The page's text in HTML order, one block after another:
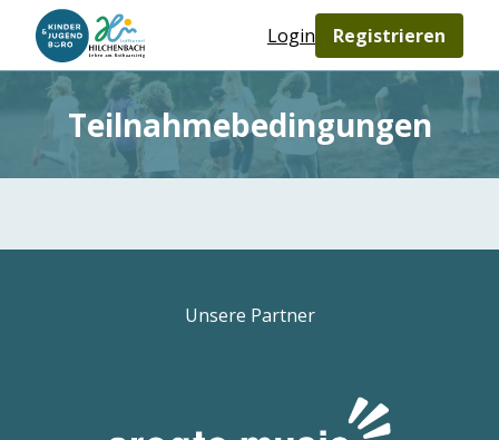
Login Registrieren
Teilnahmebedingungen
Unsere Partner